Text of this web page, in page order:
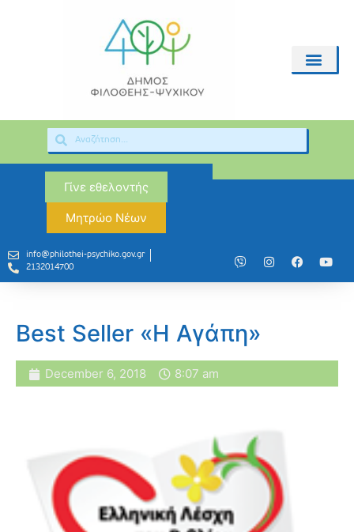
Γίνε εθελοντής
Μητρώο Νέων
info@philothei-psychiko.gov.gr
2132014700
Best Seller «Η Αγάπη»
December 6, 2018 8:07 am